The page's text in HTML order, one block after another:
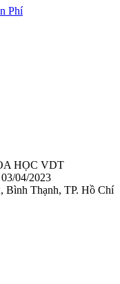
HỌC VDT
03/04/2023
Bình Thạnh, TP. Hồ Chí